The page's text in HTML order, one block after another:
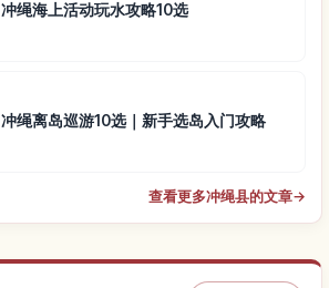
冲绳海上活动玩水攻略10选
冲绳离岛巡游10选｜新手选岛入门攻略
查看更多冲绳县的文章→